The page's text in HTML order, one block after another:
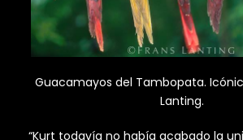
Guacamayos del Tambopata.
Lanting.
“Kurt todavía no había acabado la